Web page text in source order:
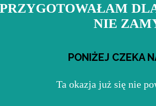
PRZYGOTOWAŁAM
NIE
PONIŻEJ CZEKA
Ta okazja już się nie